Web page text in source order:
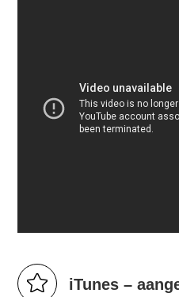
iTunes –